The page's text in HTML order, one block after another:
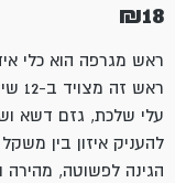
₪18
ראש מגרפה הוא כלי
עלי שלכת, גזם דשא
להעניק איזון בין
הגינה לפשוטה,